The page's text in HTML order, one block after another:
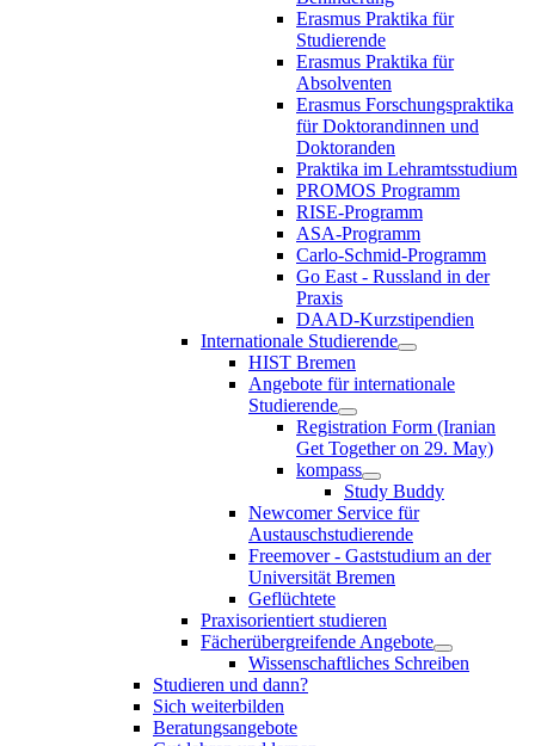
Erasmus Praktika für
Studierende
Erasmus Praktika für
Absolventen
Erasmus Forschungspraktika
für Doktorandinnen und
Doktoranden
Praktika im Lehramtsstudium
PROMOS Programm
RISE-Programm
ASA-Programm
Carlo-Schmid-Programm
Go East - Russland in der
Praxis
DAAD-Kurzstipendien
Internationale Studierende
HIST Bremen
Angebote für internationale
Studierende
Registration Form (Iranian
Get Together on 29. May)
kompass
Study Buddy
Newcomer Service für
Austauschstudierende
Freemover - Gaststudium an der
Universität Bremen
Geflüchtete
Praxisorientiert studieren
Fächerübergreifende Angebote
Wissenschaftliches Schreiben
Studieren und dann?
Sich weiterbilden
Beratungsangebote